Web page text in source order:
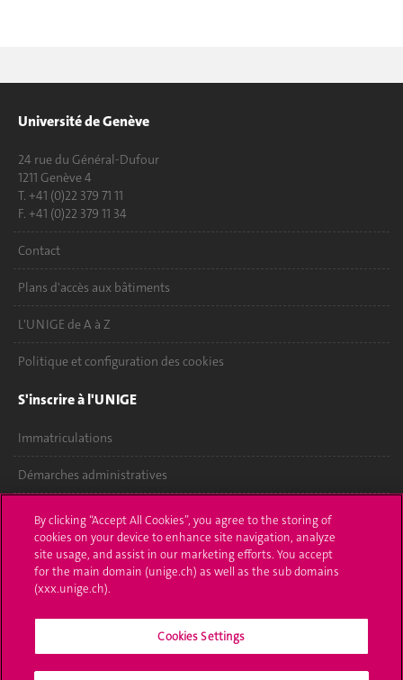
Université de Genève
24 rue du Général-Dufour
1211 Genève 4
T. +41 (0)22 379 71 11
F. +41 (0)22 379 11 34
Contact
Plans d'accès aux bâtiments
L'UNIGE de A à Z
Politique et configuration des cookies
S'inscrire à l'UNIGE
Immatriculations
Démarches administratives
Poser une question
L'UNIGE vous informe
UNIGE Mobile
Médias
By clicking “Accept All Cookies”, you agree to the storing of
cookies on your device to enhance site navigation, analyze
site usage, and assist in our marketing efforts. You accept
for the main domain (unige.ch) as well as the sub domains
(xxx.unige.ch).
Cookies Settings